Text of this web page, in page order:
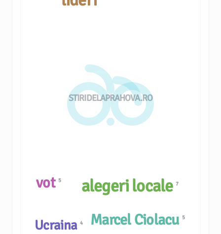
STIRIDELAPRAHOVA.RO
alegeri locale7
vot 5
Ucraina 4 Marcel Ciolacu 5